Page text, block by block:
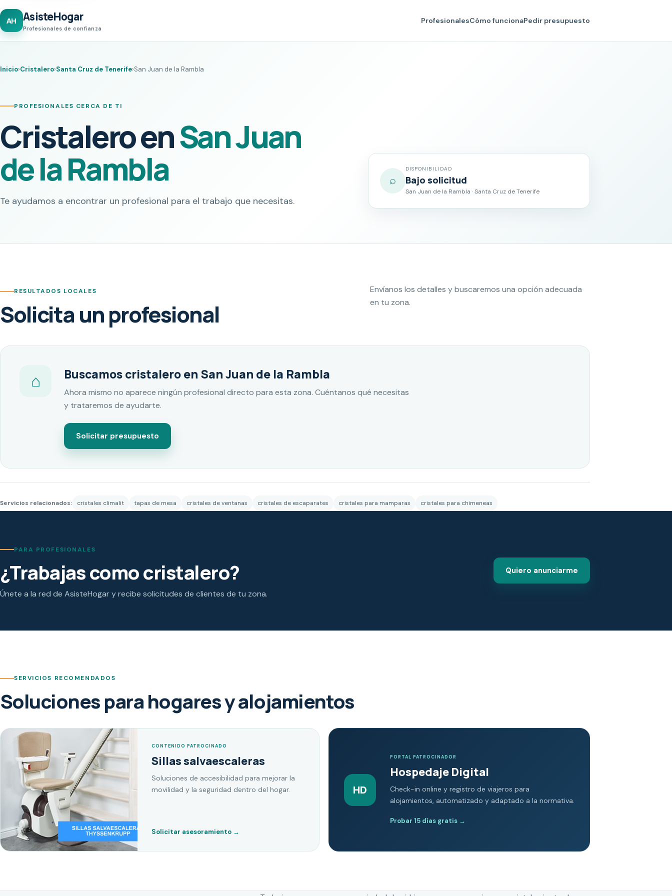
AH AsisteHogar
Profesionales de confianza
ProfesionalesCómo funcionaPedir presupuesto
Inicio›Cristalero›Santa Cruz de Tenerife›San Juan de la Rambla
PROFESIONALES CERCA DE TI
Cristalero enSan Juan
de la Rambla
Te ayudamos a encontrar un profesional para el trabajo que necesitas.
⌕
DISPONIBILIDAD
Bajo solicitud
San Juan de la Rambla · Santa Cruz de Tenerife
RESULTADOS LOCALES
Solicita un profesional
Envíanos los detalles y buscaremos una opción adecuada
en tu zona.
⌂ Buscamos cristalero en San Juan de la Rambla
Ahora mismo no aparece ningún profesional directo para esta zona. Cuéntanos qué necesitas
y trataremos de ayudarte.
Solicitar presupuesto
Servicios relacionados: cristales climalit tapas de mesa cristales de ventanas cristales de escaparates cristales para mamparas cristales para chimeneas
PARA PROFESIONALES
¿Trabajas como cristalero?
Únete a la red de AsisteHogar y recibe solicitudes de clientes de tu zona.
Quiero anunciarme
SERVICIOS RECOMENDADOS
Soluciones para hogares y alojamientos
CONTENIDO PATROCINADO
Sillas salvaescaleras
Soluciones de accesibilidad para mejorar la
movilidad y la seguridad dentro del hogar.
Solicitar asesoramiento →
HD
PORTAL PATROCINADOR
Hospedaje Digital
Check-in online y registro de viajeros para
alojamientos, automatizado y adaptado a la normativa.
Probar 15 días gratis →